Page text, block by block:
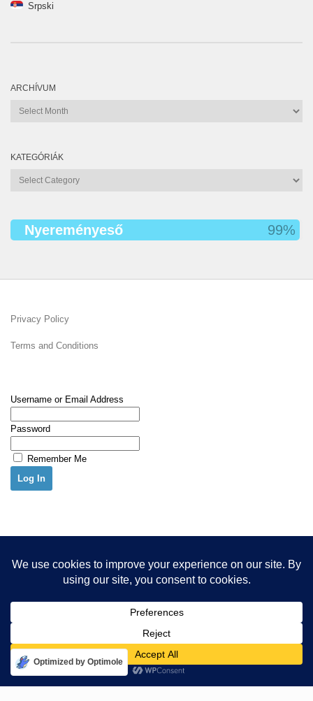
Srpski
ARCHÍVUM
KATEGÓRIÁK
Nyereményeső 100%
Privacy Policy
Terms and Conditions
Username or Email Address
Password
Remember Me
Ctalker © 2017-2025. All Rights Reserved.
By using this website, you agree to our Terms and Conditions and
Privacy Policy
Optimized by Optimole